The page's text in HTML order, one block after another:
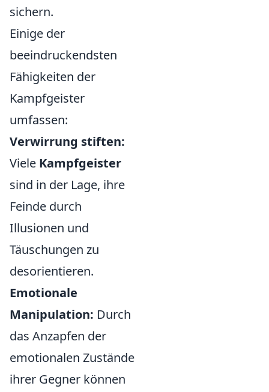
sichern.
Einige der
beeindruckendsten
Fähigkeiten der
Kampfgeister
umfassen:
Verwirrung stiften:
Viele Kampfgeister
sind in der Lage, ihre
Feinde durch
Illusionen und
Täuschungen zu
desorientieren.
Emotionale
Manipulation: Durch
das Anzapfen der
emotionalen Zustände
ihrer Gegner können